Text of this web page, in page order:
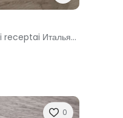
Italiska virtuvė geriausi receptai Итальянская кухня
0